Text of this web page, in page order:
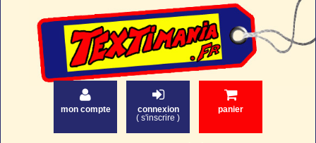
mon compte
connexion
( s'inscrire )
panier